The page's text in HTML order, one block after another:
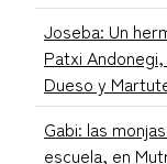
Joseba: Un
Patxi
Dueso y
Gabi: las
escuela, en